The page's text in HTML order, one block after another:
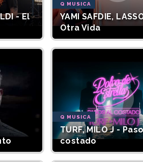
- El
Q MUSICA
YAMI SAFDIE,
Otra Vida
Q MUSICA
TURF, MILO J -
costado